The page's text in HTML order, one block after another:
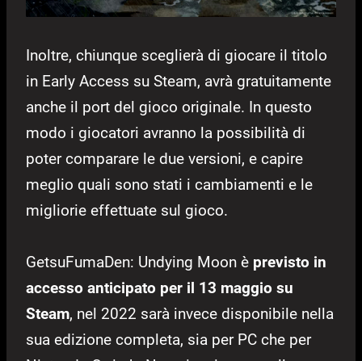
Inoltre, chiunque sceglierà di giocare il titolo
in Early Access su Steam, avrà gratuitamente
anche il port del gioco originale. In questo
modo i giocatori avranno la possibilità di
poter comparare le due versioni, e capire
meglio quali sono stati i cambiamenti e le
migliorie effettuate sul gioco.
GetsuFumaDen: Undying Moon è previsto in
accesso anticipato per il 13 maggio su
Steam, nel 2022 sarà invece disponibile nella
sua edizione completa, sia per PC che per